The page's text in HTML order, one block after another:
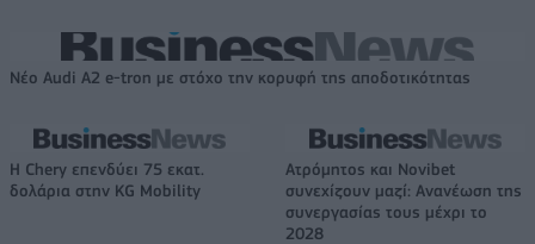
Νέο Audi A2 e-tron με στόχο την κορυφή της αποδοτικότητας
Η Chery επενδύει 75 εκατ.
δολάρια στην KG Mobility
Ατρόμητος και Novibet
συνεχίζουν μαζί: Ανανέωση της
συνεργασίας τους μέχρι το
2028